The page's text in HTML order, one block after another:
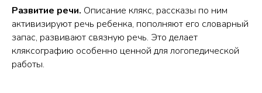
Развитие речи. Описание клякс, рассказы по ним
активизируют речь ребенка, пополняют его словарный
запас, развивают связную речь. Это делает
кляксографию особенно ценной для логопедической
работы.